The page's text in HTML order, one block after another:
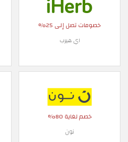
خصومات تصل إلى 25%
اي هيرب
خصم لغاية 80%
نون